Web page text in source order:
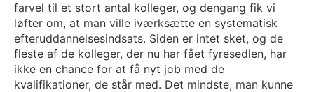
farvel til et stort antal kolleger, og dengang fik vi
løfter om, at man ville iværksætte en systematisk
efteruddannelsesindsats. Siden er intet sket, og de
fleste af de kolleger, der nu har fået fyresedlen, har
ikke en chance for at få nyt job med de
kvalifikationer, de står med. Det mindste, man kunne